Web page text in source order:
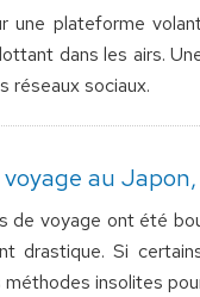
une plateforme
dans les airs.
réseaux sociaux.
au
de voyage ont été
drastique. Si
insolites